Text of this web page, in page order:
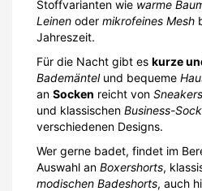
Stoffvarianten wie warme
Leinen oder mikrofeines Mesh
Jahreszeit.
Für die Nacht gibt es kurze
Bademäntelund bequeme
an Socken reicht von
und klassischen Business-
verschiedenen Designs.
Wer gerne badet, findet im
Auswahl an Boxershorts,
modischen Badeshorts, auch